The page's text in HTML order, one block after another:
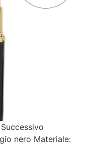
nero Materiale: